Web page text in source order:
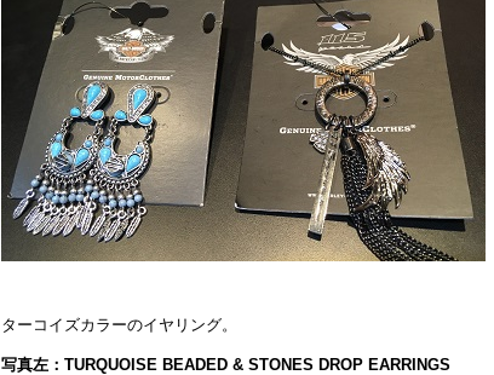
ターコイズカラーのイヤリング。
写真左：TURQUOISE BEADED & STONES DROP EARRINGS